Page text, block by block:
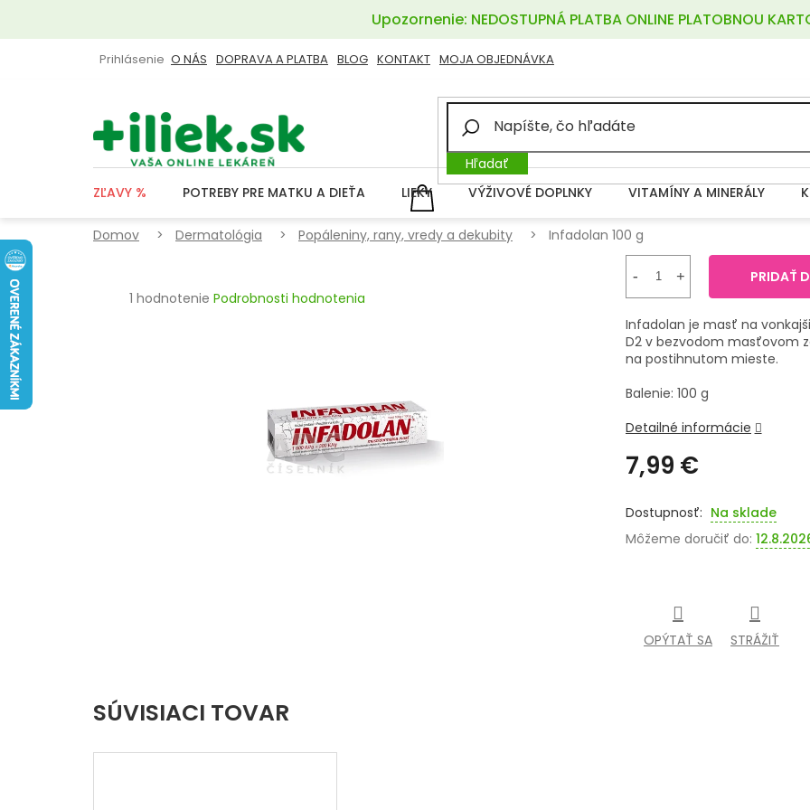
obsah
Upozornenie: NEDOSTUPNÁ PLATBA ONLINE PLATOBNOU
O NÁS DOPRAVA A PLATBA BLOG KONTAKT MOJA OBJEDNÁVKA
Prihlásenie
Hľadať
NÁKUPNÝ
KOŠÍK
ZĽAVY % POTREBY PRE MATKU A DIEŤA LIEKY VÝŽIVOVÉ DOPLNKY VITAMÍNY A MINERÁLY
Domov Dermatológia Popáleniny, rany, vredy a dekubity Infadolan 100 g
Priemerné
1 hodnotenie Podrobnosti hodnotenia
7,99 €
cena:
Na sklade
Môžeme doručiť do:
PRIDAŤ
Infadolan je masť na
D2 v bezvodom masťovom
na postihnutom mieste.
Balenie: 100 g
Detailné informácie
OPÝTAŤ SA STRÁŽIŤ
SÚVISIACI TOVAR